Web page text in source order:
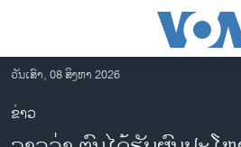
ເຂົ້າ
ຫາ
ຂ້າມ
ວັນເສົາ, 08 ສິງຫາ 2026
ຂ່າວ